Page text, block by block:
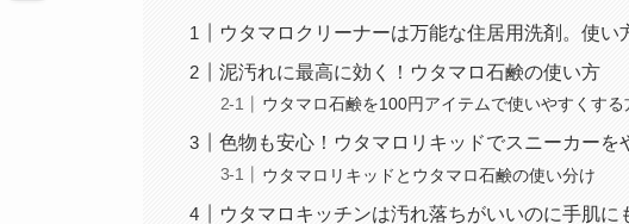
ウタマロクリーナーは万能な住居用洗剤。使い
泥汚れに最高に効く！ウタマロ石鹸の使い方
ウタマロ石鹸を100円アイテムで使いやすくする
色物も安心！ウタマロリキッドでスニーカーを
ウタマロリキッドとウタマロ石鹸の使い分け
ウタマロキッチンは汚れ落ちがいいのに手肌に